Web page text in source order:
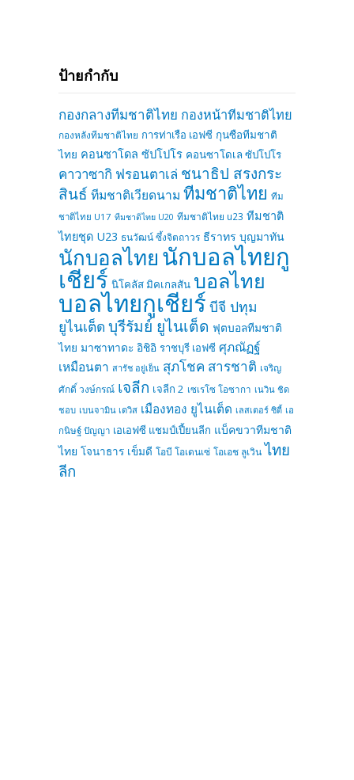
ป้ายกำกับ
กองกลางทีมชาติไทย กองหน้าทีมชาติไทย
กองหลังทีมชาติไทย การท่าเรือ เอฟซี กุนซือทีมชาติ
ไทย คอนซาโดล ซัปโปโร คอนซาโดเล ซัปโปโร
คาวาซากิ ฟรอนตาเล่ ชนาธิป สรงกระ
สินธ์ ทีมชาติเวียดนาม ทีมชาติไทย ทีม
ชาติไทย U17 ทีมชาติไทย U20 ทีมชาติไทย u23 ทีมชาติ
ไทยชุด U23 ธนวัฒน์ ซึ้งจิตถาวร ธีราทร บุญมาทัน
นักบอลไทยนักบอลไทยกู
เชียร์ นิโคลัส มิคเกลสัน บอลไทย
บอลไทยกูเชียร์ บีจี ปทุม
ยูไนเต็ด บุรีรัมย์ ยูไนเต็ด ฟุตบอลทีมชาติ
ไทย มาซาทาดะ อิชิอิ ราชบุรี เอฟซี ศุภณัฏฐ์
เหมือนตา สารัช อยู่เย็น สุภโชค สารชาติ เจริญ
ศักดิ์ วงษ์กรณ์ เจลีก เจลีก 2 เซเรโซ โอซากา เนวิน ชิด
ชอบ เบนจามิน เดวิส เมืองทอง ยูไนเต็ด เลสเตอร์ ซิตี้ เอ
กนิษฐ์ ปัญญา เอเอฟซี แชมป์เปี้ยนลีก แบ็คขวาทีมชาติ
ไทย โจนาธาร เข็มดี โอบี โอเดนเซ่ โอเอช ลูเวิน ไทย
ลีก